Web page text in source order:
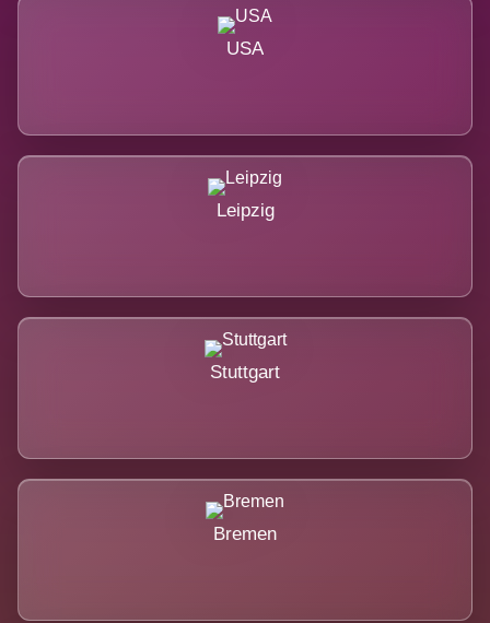
USA
Leipzig
Stuttgart
Bremen